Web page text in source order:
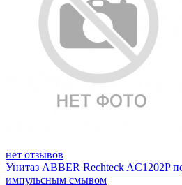
нет отзывов
Унитаз ABBER Rechteck AC1202P
импульсным смывом